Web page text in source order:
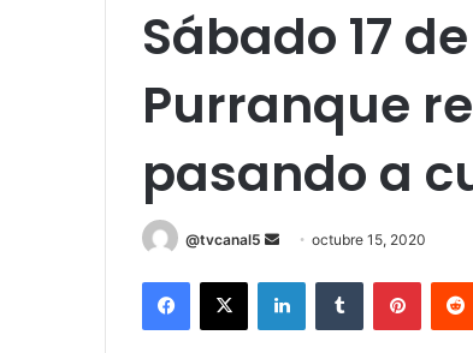
Sábado 17
Purranque
pasando a
@tvcanal5
Send
email
octubre 15, 2020
Facebook
X LinkedInTumblr